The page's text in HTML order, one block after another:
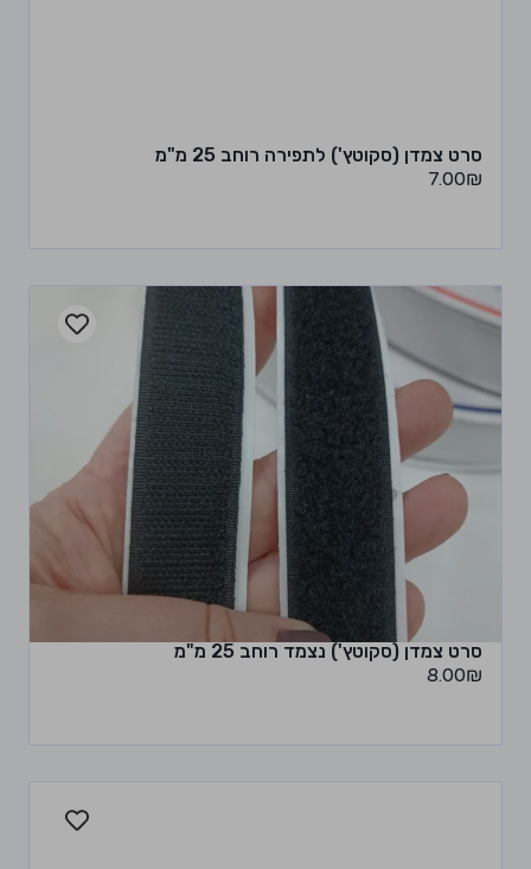
סרט צמדן (סקוטץ') לתפירה רוחב 25 מ"מ
7.00₪
סרט צמדן (סקוטץ') נצמד רוחב 25 מ"מ
8.00₪